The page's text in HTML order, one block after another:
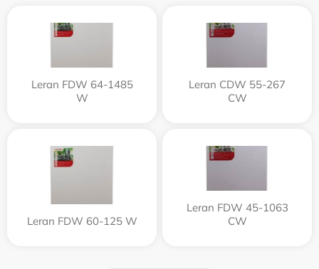
Leran FDW 64-1485
W
Leran CDW 55-267
CW
Leran FDW 60-125 W
Leran FDW 45-1063
CW